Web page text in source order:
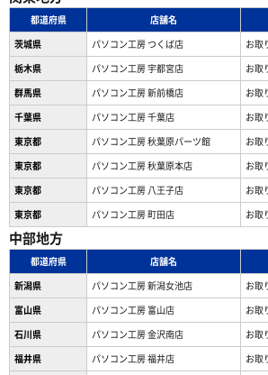
都道府県 店舗名
茨城県
パソコン工房 つくば店 お取
栃木県
パソコン工房 宇都宮店 お取
群馬県
パソコン工房 新前橋店 お取
千葉県
パソコン工房 千葉店 お取
東京都
パソコン工房 秋葉原パーツ館 お取
東京都
パソコン工房 秋葉原本店 お取
東京都
パソコン工房 八王子店 お取
東京都
パソコン工房 町田店 お取
中部地方
都道府県 店舗名
新潟県
パソコン工房 新潟女池店 お取
富山県
パソコン工房 富山店 お取
石川県
パソコン工房 金沢南店 お取
福井県
パソコン工房 福井店 お取